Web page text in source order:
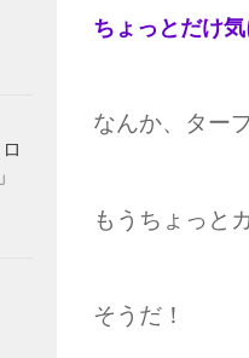
ちょっとだけ気
なんか、ター
もうちょっと
そうだ！